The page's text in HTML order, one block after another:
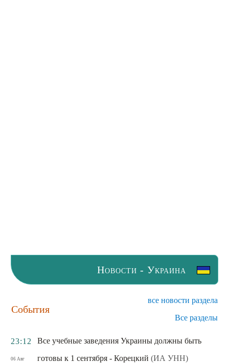
Новости - Украина
События
все новости раздела
Все разделы
23:12
06 Авг
Все учебные заведения Украины должны быть
готовы к 1 сентября - Корецкий (ИА УНН)